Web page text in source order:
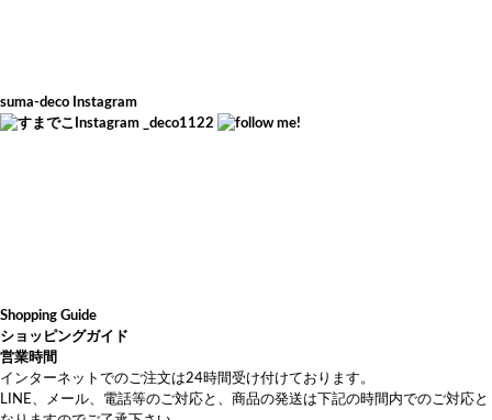
suma-deco Instagram
_deco1122
Shopping Guide
ショッピングガイド
営業時間
インターネットでのご注文は24時間受け付けております。
LINE、メール、電話等のご対応と、商品の発送は下記の時間内でのご対応と